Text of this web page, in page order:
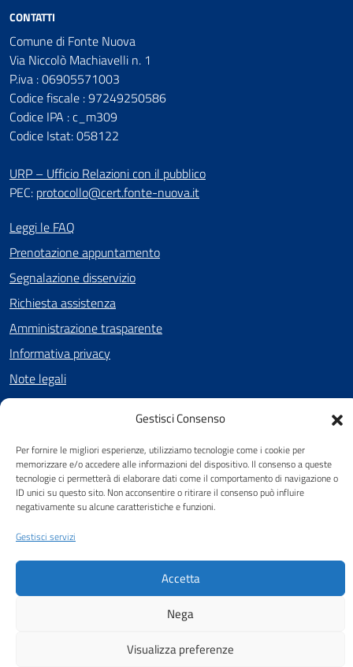
Gestisci Consenso
Per fornire le migliori esperienze, utilizziamo tecnologie come i cookie per
memorizzare e/o accedere alle informazioni del dispositivo. Il consenso a queste
tecnologie ci permetterà di elaborare dati come il comportamento di navigazione o
ID unici su questo sito. Non acconsentire o ritirare il consenso può influire
negativamente su alcune caratteristiche e funzioni.
Gestisci servizi
Accetta
Nega
Visualizza preferenze
CONTATTI
Comune di Fonte Nuova
Via Niccolò Machiavelli n. 1
P.iva : 06905571003
Codice fiscale : 97249250586
Codice IPA : c_m309
Codice Istat: 058122
URP – Ufficio Relazioni con il pubblico
PEC: protocollo@cert.fonte-nuova.it
Leggi le FAQ
Prenotazione appuntamento
Segnalazione disservizio
Richiesta assistenza
Amministrazione trasparente
Informativa privacy
Note legali
Dichiarazione di accessibilità
SEGUICI SU
Piano di miglioramento del sito